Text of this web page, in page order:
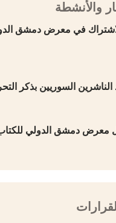
والأنشطة
في معرض دمشق
الناشرين السوريين بذكر
معرض دمشق الدولي للكتاب